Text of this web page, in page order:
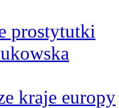
prostytutki
kraje europy